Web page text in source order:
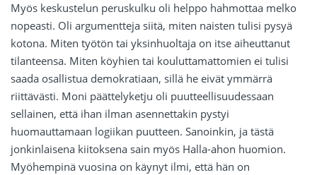
Myös keskustelun peruskulku oli helppo hahmottaa melko
nopeasti. Oli argumentteja siitä, miten naisten tulisi pysyä
kotona. Miten työtön tai yksinhuoltaja on itse aiheuttanut
tilanteensa. Miten köyhien tai kouluttamattomien ei tulisi
saada osallistua demokratiaan, sillä he eivät ymmärrä
riittävästi. Moni päättelyketju oli puutteellisuudessaan
sellainen, että ihan ilman asennettakin pystyi
huomauttamaan logiikan puutteen. Sanoinkin, ja tästä
jonkinlaisena kiitoksena sain myös Halla-ahon huomion.
Myöhempinä vuosina on käynyt ilmi, että hän on